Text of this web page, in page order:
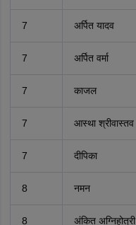
7 अर्पित यादव
7 अर्पित वर्मा
7 काजल
7 आस्था श्रीवास्तव
7 दीपिका
8 नमन
8 अंकित अग्निहोत्री